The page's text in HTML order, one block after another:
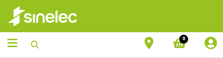
Saltar
contenido
Saltar
menú
de
navegación
0